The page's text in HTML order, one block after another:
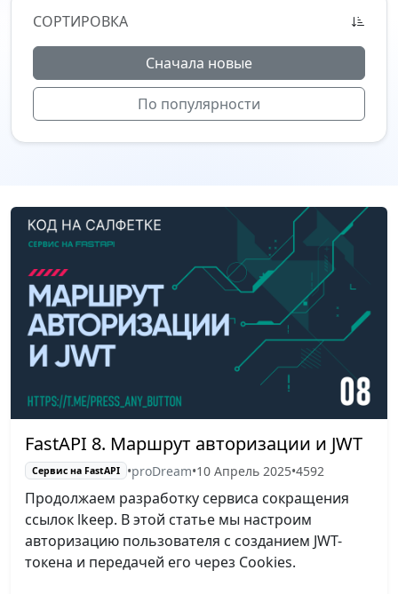
СОРТИРОВКА
Сначала новые
По популярности
FastAPI 8. Маршрут авторизации и JWT
Сервис на FastAPI •proDream•10 Апрель 2025•4592
Продолжаем разработку сервиса сокращения
ссылок lkeep. В этой статье мы настроим
авторизацию пользователя с созданием JWT-
токена и передачей его через Cookies.